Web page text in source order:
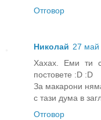
Отговор
Николай 27 май
Хахах. Еми ти
постовете :D :D
За макарони
с тази дума в
Отговор